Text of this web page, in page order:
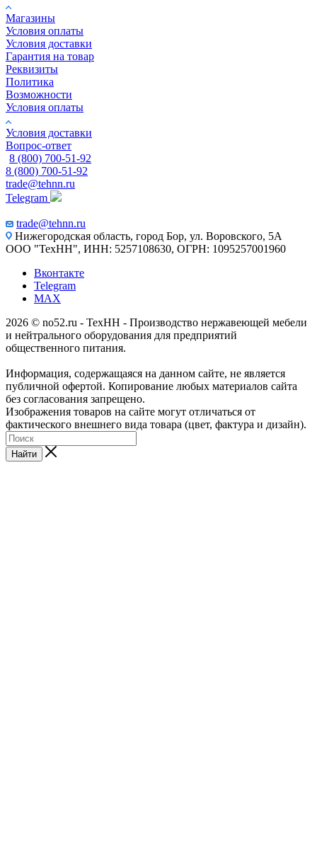
Магазины
Условия оплаты
Условия доставки
Гарантия на товар
Реквизиты
Политика
Возможности
Условия оплаты
Условия доставки
Вопрос-ответ
8 (800) 700-51-92
8 (800) 700-51-92
trade@tehnn.ru
Telegram
trade@tehnn.ru
Нижегородская область, город Бор, ул. Воровского, 5А
ООО "ТехНН", ИНН: 5257108630, ОГРН: 1095257001960
Вконтакте
Telegram
MAX
2026 © no52.ru - ТехНН - Производство нержавеющей мебели
и нейтрального оборудования для предприятий
общественного питания.
Информация, содержащаяся на данном сайте, не является
публичной офертой. Копирование любых материалов сайта
без согласования запрещено.
Изображения товаров на сайте могут отличаться от
фактического внешнего вида товара (цвет, фактура и дизайн).
Найти